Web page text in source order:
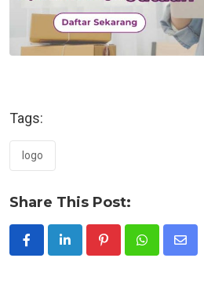
Tags:
logo
Share This Post:
PinterestWhatsappShare